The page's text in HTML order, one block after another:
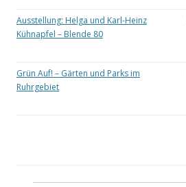
Ausstellung: Helga und Karl-Heinz
Kühnapfel – Blende 80
Grün Auf! – Gärten und Parks im
Ruhrgebiet